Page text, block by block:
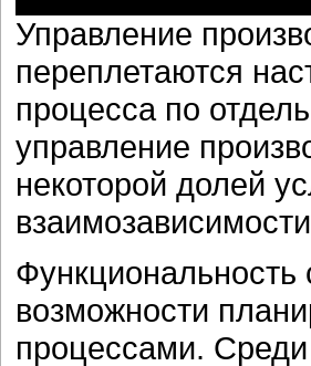
Управление
переплетаются
процесса по
управление
некоторой долей
возможности
процессами.